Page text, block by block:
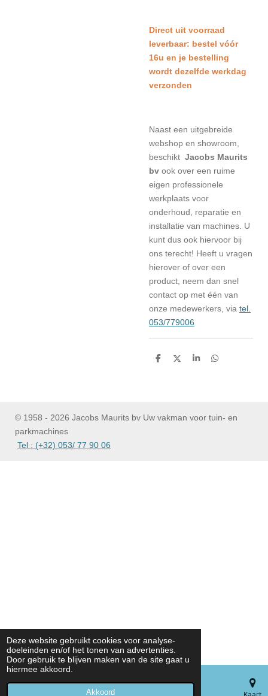
Deze website gebruikt cookies voor analyse-
doeleinden en/of het tonen van advertenties.
Door gebruik te blijven maken van de site gaat u
hiermee akkoord.
Akkoord
Direct uit voorraad
leverbaar: bestel vóór
16u en je bestelling
wordt dezelfde werkdag
verzonden
Naast een uitgebreide
webshop en showroom,
beschikt Jacobs Maurits
bv ook over een ruime
eigen professionele
werkplaats voor
onderhoud, reparatie en
installatie van machines. U
kunt dus ook hiervoor bij
ons terecht! Heeft u vragen
hierover of over een
product, neem dan snel
contact op met één van
onze medewerkers, via tel.
053/779006
D
D
S
D
© 1958 - 2026 Jacobs Maurits bv Uw vakman voor tuin- en
parkmachines
Tel : (+32) 053/ 77 90 06